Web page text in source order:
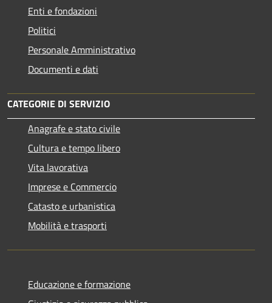
Enti e fondazioni
Politici
Personale Amministrativo
Documenti e dati
CATEGORIE DI SERVIZIO
Anagrafe e stato civile
Cultura e tempo libero
Vita lavorativa
Imprese e Commercio
Catasto e urbanistica
Mobilità e trasporti
Educazione e formazione